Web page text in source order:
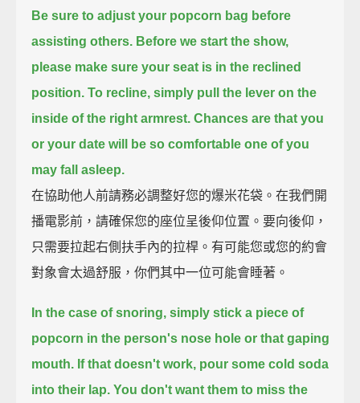
Be sure to adjust your popcorn bag before
assisting others. Before we start the show,
please make sure your seat is in the reclined
position. To recline, simply pull the lever on the
inside of the right armrest. Chances are that you
or your date will be so comfortable one of you
may fall asleep.
在協助他人前請務必調整好您的爆米花袋。在我們開
播電影前，請確保您的座位呈後仰位置。要向後仰，
只需要拉起右側扶手內的拉桿。有可能您或您的約會
對象會太過舒服，你們其中一位可能會睡著。
In the case of snoring, simply stick a piece of
popcorn in the person's nose hole or that gaping
mouth. If that doesn't work, pour some cold soda
into their lap. You don't want them to miss the